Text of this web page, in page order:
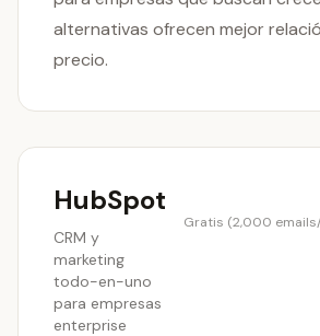
alternativas ofrecen mejor
precio.
HubSpot
CRM y
marketing
todo-en-uno
para empresas
enterprise
Gratis (2,000